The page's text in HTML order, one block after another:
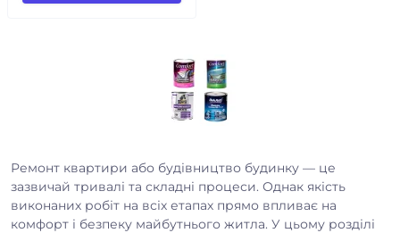
Ремонт квартири або будівництво будинку — це
зазвичай тривалі та складні процеси. Однак якість
виконаних робіт на всіх етапах прямо впливає на
комфорт і безпеку майбутнього житла. У цьому розділі